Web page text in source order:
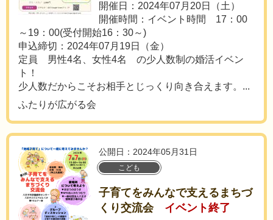
開催日：2024年07月20日（土）
開催時間：イベント時間 17：00
～19：00(受付開始16：30～)
申込締切：2024年07月19日（金）
定員 男性4名、女性4名 の少人数制の婚活イベン
ト！
少人数だからこそお相手とじっくり向き合えます。...
ふたりが広がる会
公開日：2024年05月31日
こども
子育てをみんなで支えるまちづ
くり交流会
イベント終了